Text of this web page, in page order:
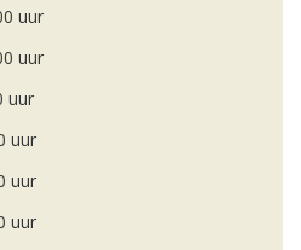
uur
uur
uur
uur
uur
uur